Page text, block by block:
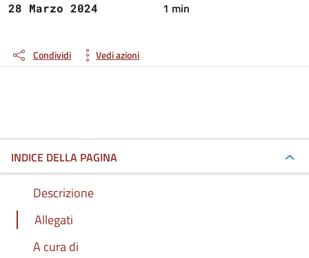
28 Marzo 2024
1 min
Condividi Vedi azioni
INDICE DELLA PAGINA
Descrizione
Allegati
A cura di